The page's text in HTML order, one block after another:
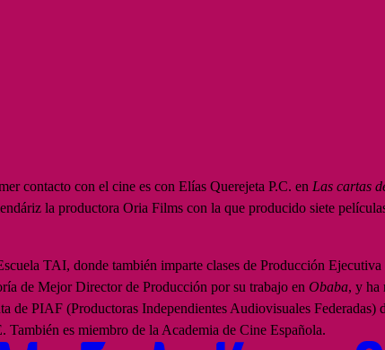
contacto con el cine es con Elías Querejeta P.C. en Las cartas
la productora Oria Films con la que producido siete
TAI, donde también imparte clases de Producción
de Mejor Director de Producción por su trabajo en Obaba, y ha
PIAF (Productoras Independientes Audiovisuales Federadas)
es miembro de la Academia de Cine Española.